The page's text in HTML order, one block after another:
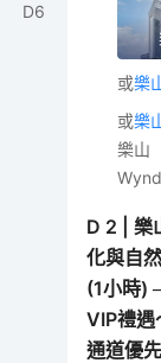
D6
或樂
或樂
樂山
D 2 |樂
化與自
(1小時)
VIP禮遇
通道優